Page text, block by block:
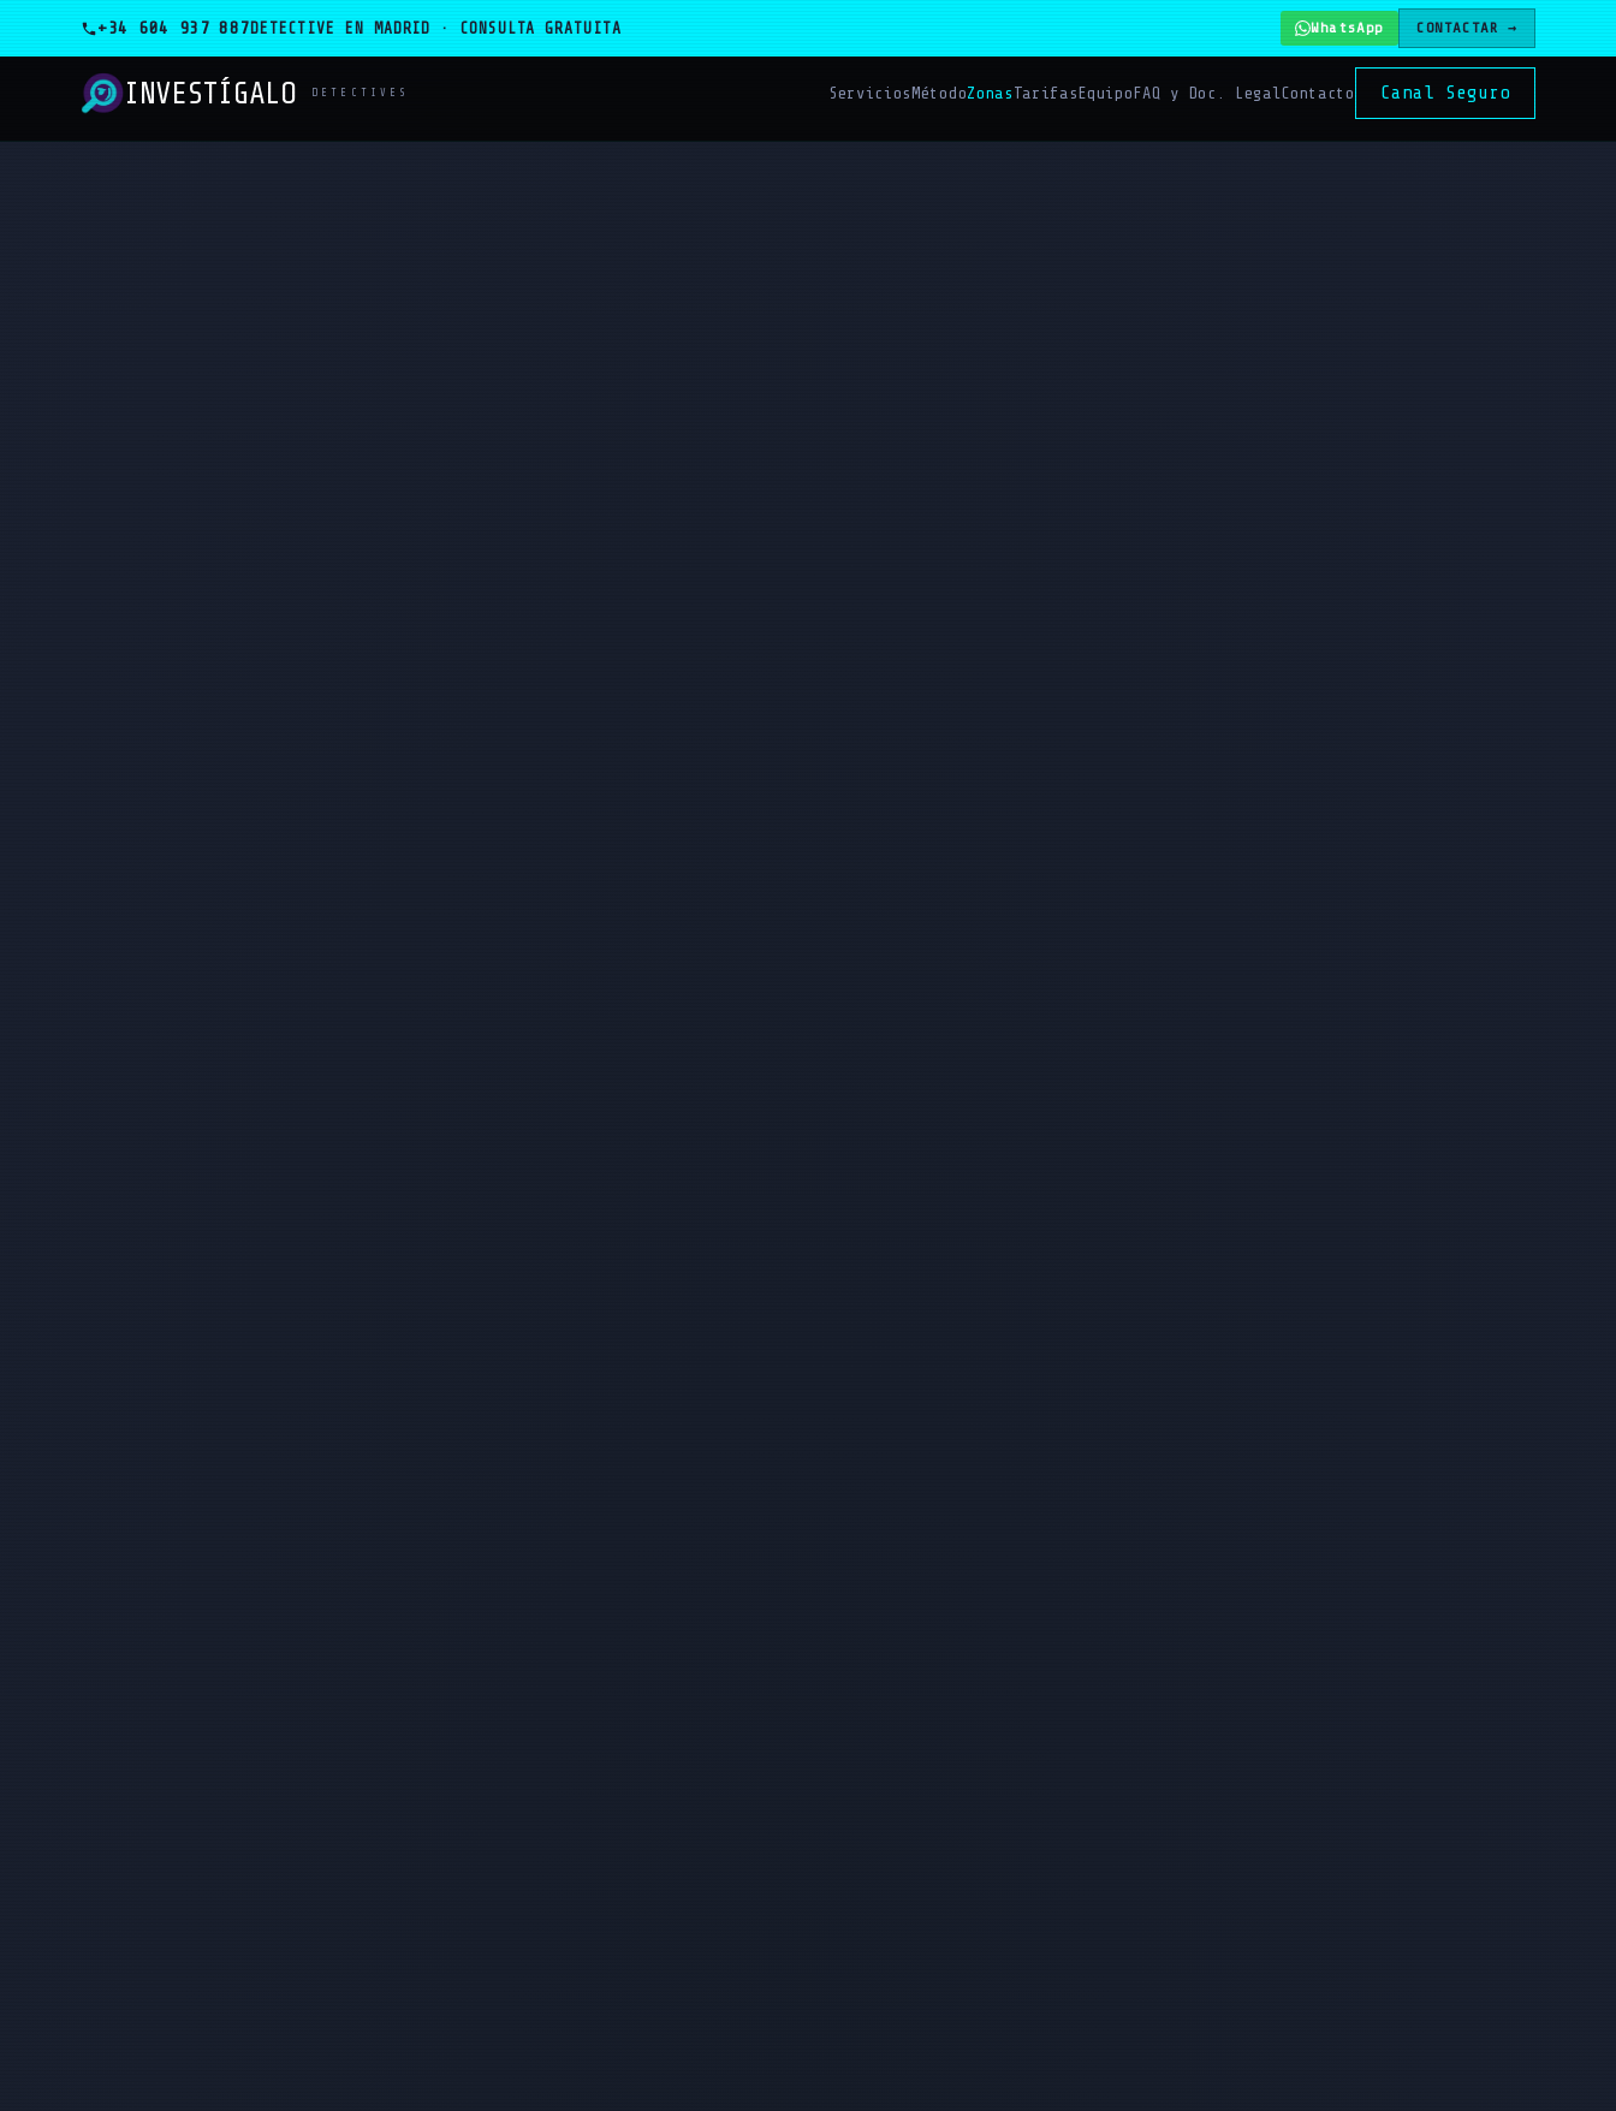
+34 604 937 887 DETECTIVE EN MADRID · CONSULTA GRATUITA WhatsApp CONTACTAR →
INVESTÍGALO DETECTIVES Servicios MétodoZonas Tarifas Equipo FAQ y Doc. LegalContacto Canal Seguro